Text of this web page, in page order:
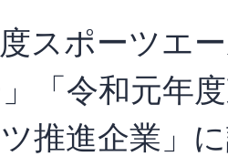
度スポーツエ
「令和元年
推進企業」